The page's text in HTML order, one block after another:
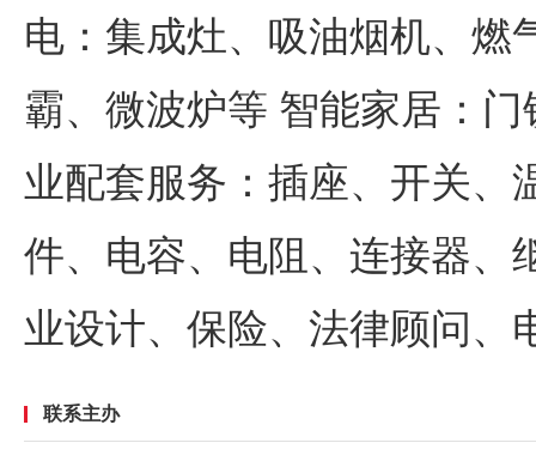
电：集成灶、吸油烟机、燃
霸、微波炉等 智能家居：
业配套服务：插座、开关、
件、电容、电阻、连接器、
业设计、保险、法律顾问、
联系主办